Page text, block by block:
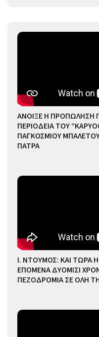
ΑΝΟΙΞΕ Η ΠΡΟΠΩΛΗΣΗ
ΠΕΡΙΟΔΕΙΑ ΤΟΥ
ΠΑΓΚΟΣΜΙΟΥ
ΠΑΤΡΑ
Ι. ΝΤΟΥΜΟΣ: ΚΑΙ ΤΩΡΑ
ΕΠΟΜΕΝΑ ΔΥΟΜΙΣΙ
ΠΕΖΟΔΡΟΜΙΑ ΣΕ ΟΛΗ